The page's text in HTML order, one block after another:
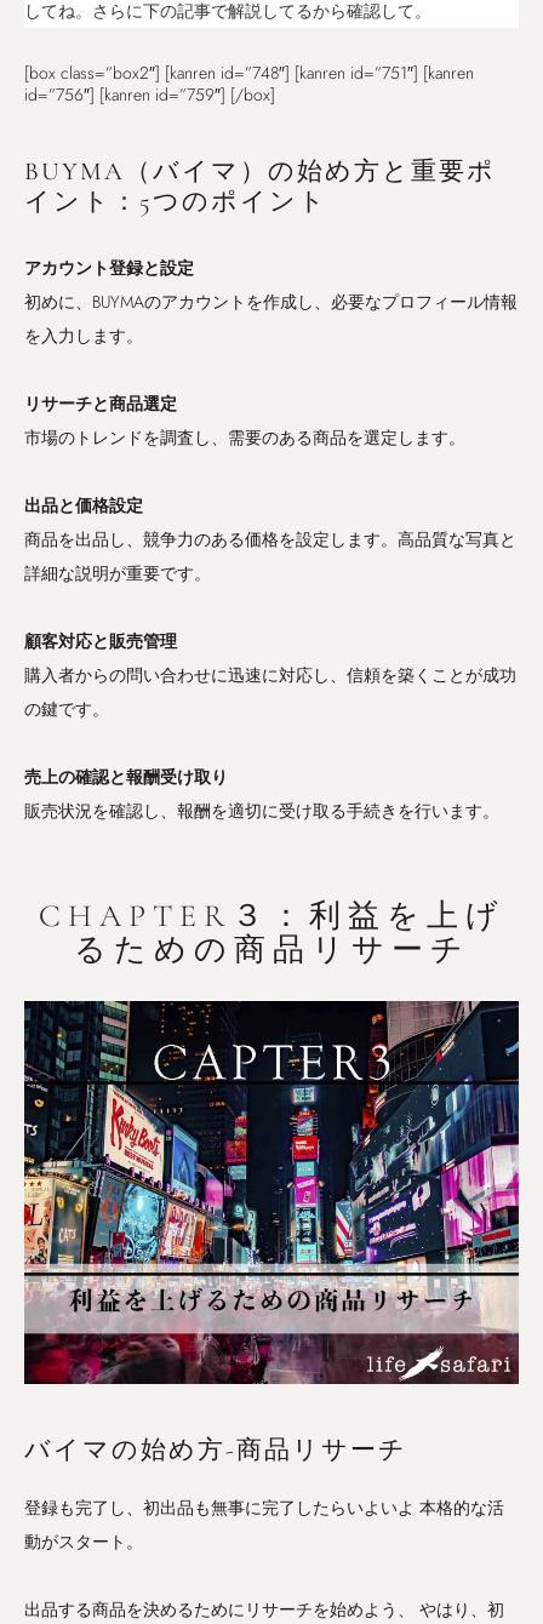
してね。さらに下の記事で解説してるから確認して。
[box class=”box2″] [kanren id=”748″] [kanren id=”751″] [kanren
id=”756″] [kanren id=”759″] [/box]
BUYMA（バイマ）の始め方と重要ポ
イント：5つのポイント
アカウント登録と設定
初めに、BUYMAのアカウントを作成し、必要なプロフィール情報
を入力します。
リサーチと商品選定
市場のトレンドを調査し、需要のある商品を選定します。
出品と価格設定
商品を出品し、競争力のある価格を設定します。高品質な写真と
詳細な説明が重要です。
顧客対応と販売管理
購入者からの問い合わせに迅速に対応し、信頼を築くことが成功
の鍵です。
売上の確認と報酬受け取り
販売状況を確認し、報酬を適切に受け取る手続きを行います。
CHAPTER３：利益を上げ
るための商品リサーチ
バイマの始め方-商品リサーチ
登録も完了し、初出品も無事に完了したらいよいよ 本格的な活
動がスタート。
出品する商品を決めるためにリサーチを始めよう、 やはり、初